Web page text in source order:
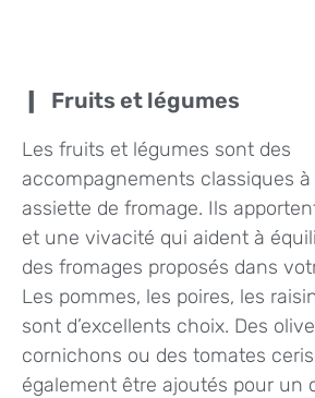
Fruits et légumes
Les fruits et légumes sont des
accompagnements classiques
assiette de fromage. Ils
et une vivacité qui aident à
des fromages proposés dans
Les pommes, les poires, les
sont d’excellents choix. Des
cornichons ou des tomates
également être ajoutés pour un